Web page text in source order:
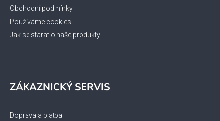
Obchodní podmínky
Používáme cookies
Jak se starat o naše produkty
ZÁKAZNICKÝ SERVIS
Doprava a platba